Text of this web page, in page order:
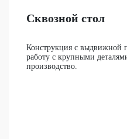
Сквозной стол
Конструкция с выдвижной
работу с крупными
производство.